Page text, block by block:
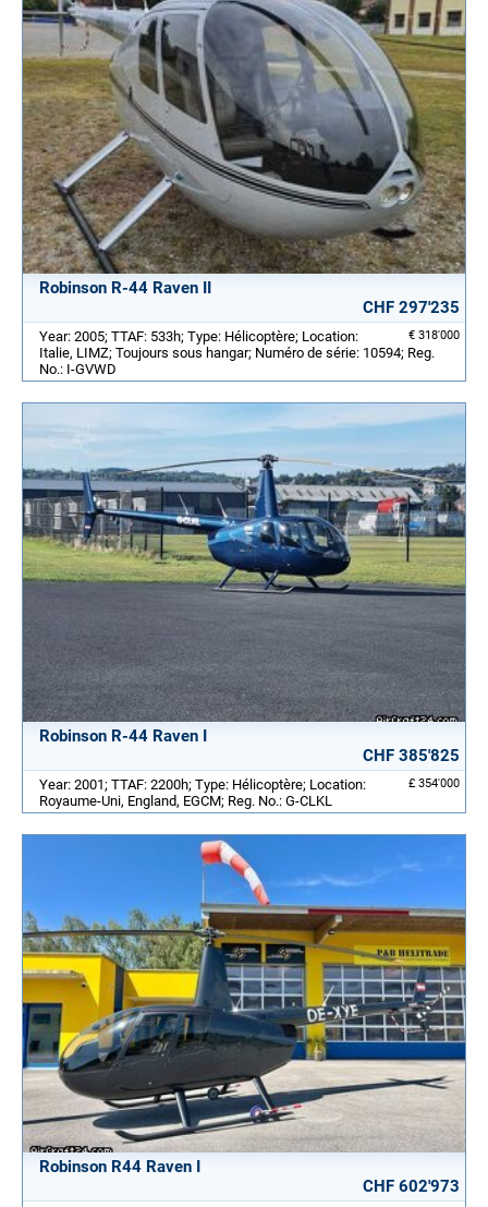
Robinson R-44 Raven II
CHF 297'235
€ 318'000
Year: 2005; TTAF: 533h; Type: Hélicoptère; Location:
Italie, LIMZ; Toujours sous hangar; Numéro de série: 10594; Reg.
No.: I-GVWD
Robinson R-44 Raven I
CHF 385'825
£ 354'000
Year: 2001; TTAF: 2200h; Type: Hélicoptère; Location:
Royaume-Uni, England, EGCM; Reg. No.: G-CLKL
Robinson R44 Raven I
CHF 602'973